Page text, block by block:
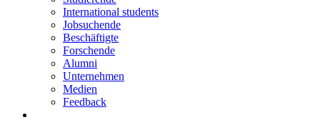
International students
Jobsuchende
Beschäftigte
Forschende
Alumni
Unternehmen
Medien
Feedback